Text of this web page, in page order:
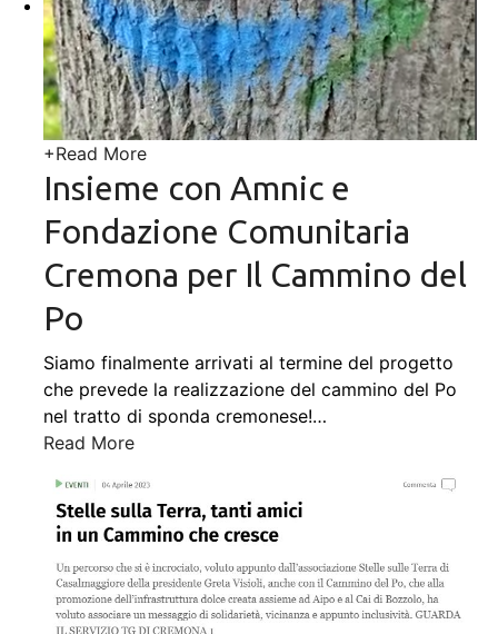
+Read More
Insieme con Amnic e
Fondazione Comunitaria
Cremona per Il Cammino del
Po
Siamo finalmente arrivati al termine del progetto
che prevede la realizzazione del cammino del Po
nel tratto di sponda cremonese!…
Read More